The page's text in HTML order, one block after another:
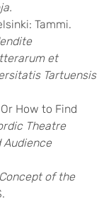
Tammi.
et
Tartuensis
How to Find
Theatre
Audience
of the